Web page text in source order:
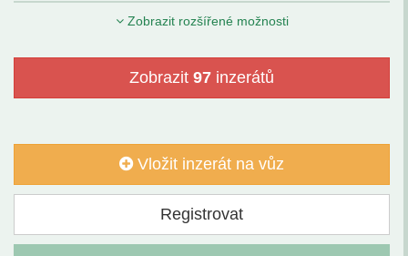
Zobrazit rozšířené možnosti
Zobrazit 97 inzerátů
Vložit inzerát na vůz
Registrovat